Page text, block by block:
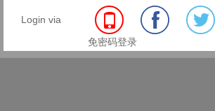
Login via
免密码登录